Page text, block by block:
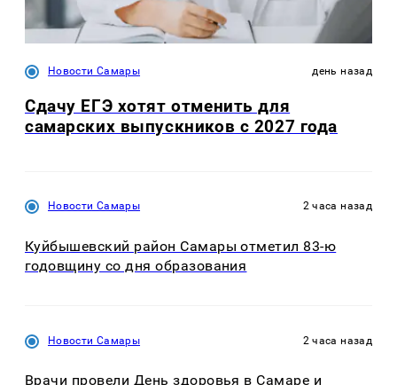
Новости Самары день назад
Сдачу ЕГЭ хотят отменить для
самарских выпускников с 2027 года
Новости Самары 2 часа назад
Куйбышевский район Самары отметил 83-ю
годовщину со дня образования
Новости Самары 2 часа назад
Врачи провели День здоровья в Самаре и